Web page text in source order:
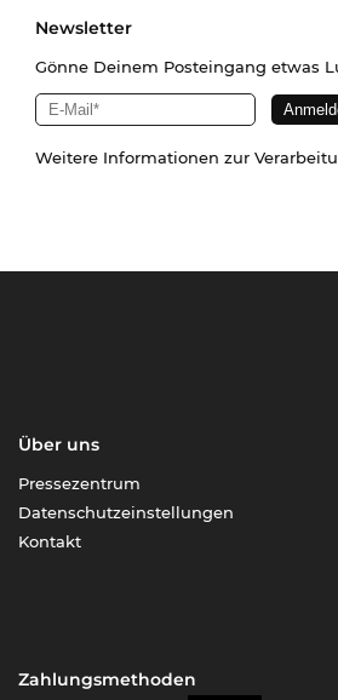
Newsletter
Gönne Deinem Posteingang etwas
Weitere Informationen zur
Über uns
Pressezentrum
Datenschutzeinstellungen
Kontakt
Zahlungsmethoden